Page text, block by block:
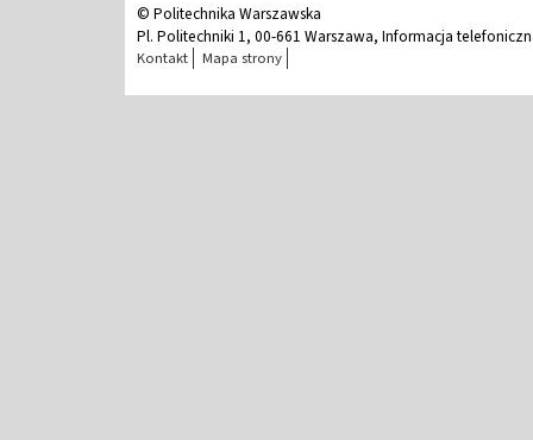
© Politechnika Warszawska
Pl. Politechniki 1, 00-661 Warszawa, Informacja
Kontakt Mapa strony